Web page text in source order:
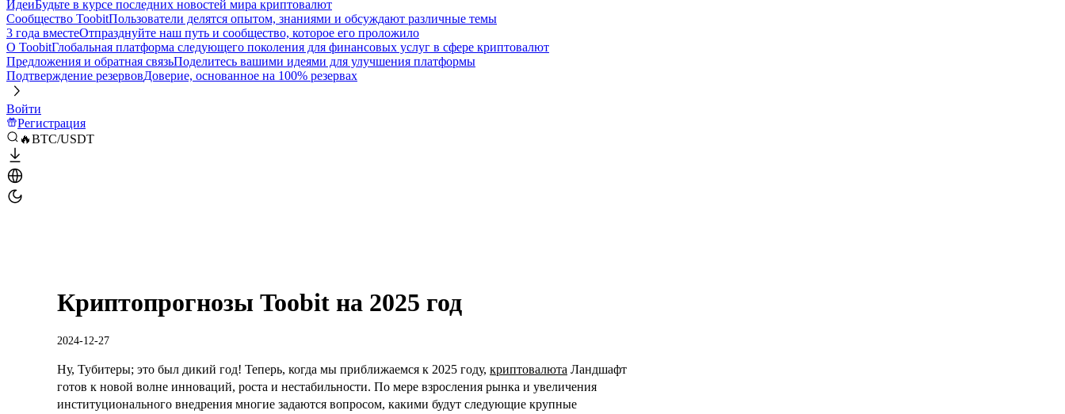
ИдеиБудьте в курсе последних новостей мира криптовалют
Сообщество ToobitПользователи делятся опытом, знаниями и обсуждают различные темы
3 года вместеОтпразднуйте наш путь и сообщество, которое его проложило
О ToobitГлобальная платформа следующего поколения для финансовых услуг в сфере криптовалют
Предложения и обратная связьПоделитесь вашими идеями для улучшения платформы
Подтверждение резервовДоверие, основанное на 100% резервах
Войти
Регистрация
🔥BTC/USDT
Криптопрогнозы Toobit на 2025 год
2024-12-27
Ну, Тубитеры; это был дикий год! Теперь, когда мы приближаемся к 2025 году, криптовалюта Ландшафт
готов к новой волне инноваций, роста и нестабильности. По мере взросления рынка и увеличения
институционального внедрения многие задаются вопросом, какими будут следующие крупные